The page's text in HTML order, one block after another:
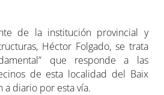
de la institución provincial y
Héctor Folgado, se trata
que responde a las
de esta localidad del Baix
a diario por esta vía.